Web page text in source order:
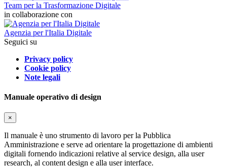
Team per la Trasformazione Digitale
in collaborazione con
Agenzia per l'Italia Digitale
Seguici su
Privacy policy
Cookie policy
Note legali
Manuale operativo di design
×
Il manuale è uno strumento di lavoro per la Pubblica
Amministrazione e serve ad orientare la progettazione di ambienti
digitali fornendo indicazioni relative al service design, alla user
research, al content design e alla user interface.